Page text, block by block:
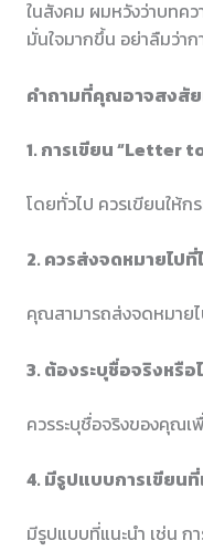
ในสังคม ผมหวังว่าบทค
มั่นใจมากขึ้น อย่าลืมว่า
คำถามที่คุณอาจสงสั
1. การเขียน “Letter
โดยทั่วไป ควรเขียนให้ก
2. ควรส่งจดหมายไปที่
คุณสามารถส่งจดหมาย
3. ต้องระบุชื่อจริงหรือ
ควรระบุชื่อจริงของคุณ
4. มีรูปแบบการเขียนที่
มีรูปแบบที่แนะนำ เช่น ก